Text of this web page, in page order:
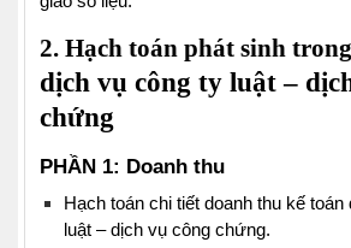
2. Hạch toán phát sinh
dịch vụ công ty luật –
chứng
PHẦN 1: Doanh thu
Hạch toán chi tiết doanh thu kế
luật – dịch vụ công chứng.